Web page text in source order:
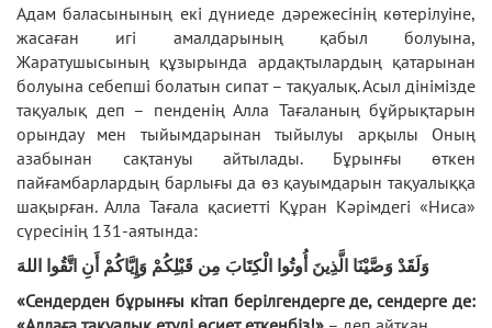
Адам баласынының екі дүниеде дәрежесінің көтерілуіне,
жасаған игі амалдарының қабыл болуына,
Жаратушысының құзырында ардақтылардың қатарынан
болуына себепші болатын сипат – тақуалық. Асыл дінімізде
тақуалық деп – пенденің Алла Тағаланың бұйрықтарын
орындау мен тыйымдарынан тыйылуы арқылы Оның
азабынан сақтануы айтылады. Бұрынғы өткен
пайғамбарлардың барлығы да өз қауымдарын тақуалыққа
шақырған. Алла Тағала қасиетті Құран Кәрімдегі «Ниса»
сүресінің 131-аятында:
وَلَقَدْ وَصَّيْنَا الَّذِينَ أُوتُوا الْكِتَابَ مِن قَبْلِكُمْ وَإِيَّاكُمْ أَنِ اتَّقُوا اللهَ
«Сендерден бұрынғы кітап берілгендерге де, сендерге де: